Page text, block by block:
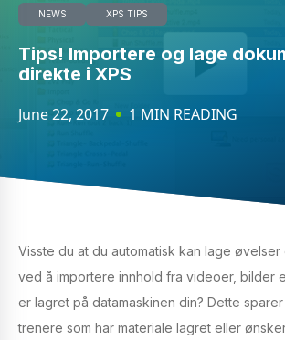
NEWS XPS TIPS
Tips! Importere og lage
direkte i XPS
June 22, 2017 1 MIN READING
Visste du at du automatisk kan lage
ved å importere innhold fra videoer, bilder
er lagret på datamaskinen din? Dette
trenere som har materiale lagret eller